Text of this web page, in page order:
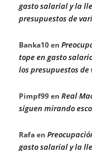
gasto salarial y la
presupuestos de
Banka10en
tope en gasto
los presupuestos
Pimpf99en Real
siguen mirando
Rafaen
gasto salarial y la